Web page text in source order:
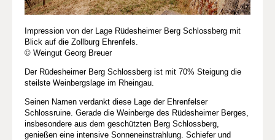
Impression von der Lage Rüdesheimer Berg Schlossberg mit
Blick auf die Zollburg Ehrenfels.
© Weingut Georg Breuer
Der Rüdesheimer Berg Schlossberg ist mit 70% Steigung die
steilste Weinbergslage im Rheingau.
Seinen Namen verdankt diese Lage der Ehrenfelser
Schlossruine. Gerade die Weinberge des Rüdesheimer Berges,
insbesondere aus dem geschützten Berg Schlossberg,
genießen eine intensive Sonneneinstrahlung. Schiefer und